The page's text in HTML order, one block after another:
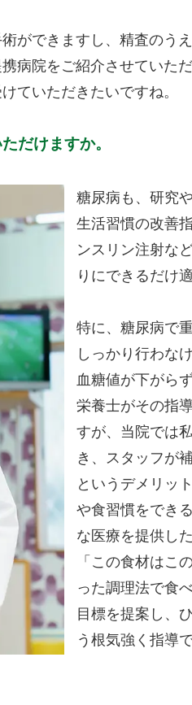
ができますし、精査のう
病院をご紹介させていた
ていただきたいですね。
だけますか。
糖尿病も、研究
生活習慣の改善
ンスリン注射な
りにできるだけ
特に、糖尿病で
しっかり行わな
血糖値が下がら
栄養士がその指
すが、当院では
き、スタッフが
というデメリッ
や食習慣をでき
な医療を提供し
「この食材はこ
った調理法で食
目標を提案し、
う根気強く指導